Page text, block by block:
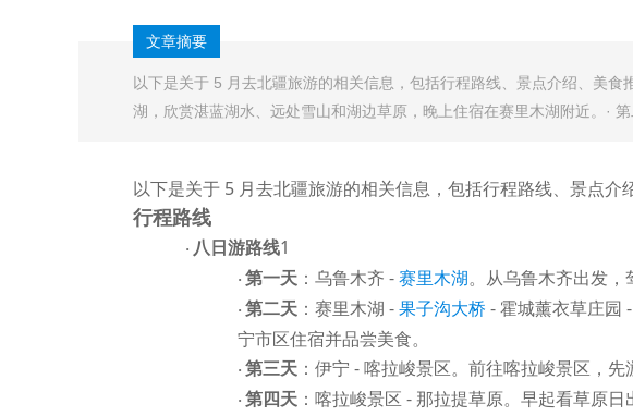
文章摘要
以下是关于 5 月去北疆旅游的相关信息，包括行程路线、景点介绍、美
湖，欣赏湛蓝湖水、远处雪山和湖边草原，晚上住宿在赛里木湖附近。· 第
以下是关于 5 月去北疆旅游的相关信息，包括行程路线、景点介
行程路线
· 八日游路线1
· 第一天 ：乌鲁木齐 - 赛里木湖。从乌鲁木齐出发，
· 第二天 ：赛里木湖 - 果子沟大桥 - 霍城薰衣草庄园
宁市区住宿并品尝美食。
· 第三天 ：伊宁 - 喀拉峻景区。前往喀拉峻景区，先
· 第四天 ：喀拉峻景区 - 那拉提草原。早起看草原日